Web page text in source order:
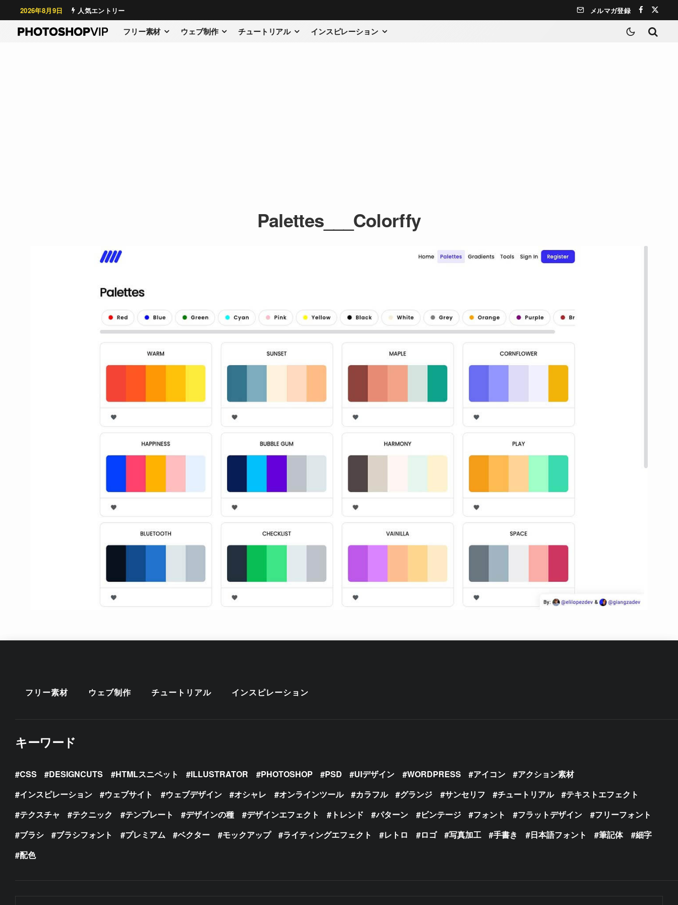
2026年8月9日 人気エントリー メルマガ登録
フリー素材 ウェブ制作 チュートリアル インスピレーション
Palettes___Colorffy
フリー素材 ウェブ制作 チュートリアル インスピレーション
キーワード
CSS DESIGNCUTS HTMLスニペット ILLUSTRATOR PHOTOSHOP PSD UIデザイン WORDPRESS アイコン
アクション素材
インスピレーション
ウェブサイト ウェブデザイン オシャレ オンラインツール カラフル グランジ サンセリフ チュートリアル
テキストエフェクト
テクスチャ
テクニック テンプレート デザインの種 デザインエフェクト トレンド パターン ビンテージ フォント フラットデザイン
フリーフォント
ブラシ
ブラシフォント プレミアム ベクター モックアップ ライティングエフェクト レトロ ロゴ 写真加工 手書き 日本語フォント 筆記体
細字
配色